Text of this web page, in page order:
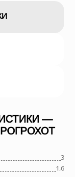
—
3
1,6